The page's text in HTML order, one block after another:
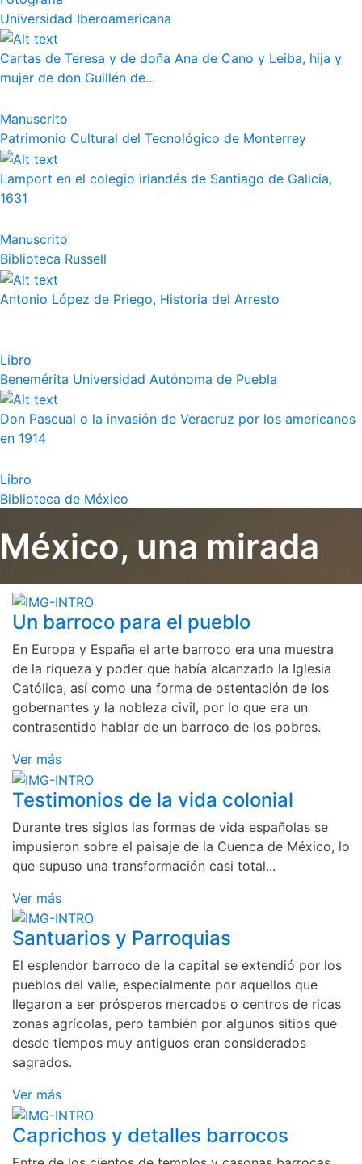
Universidad Iberoamericana
Cartas de Teresa y de doña Ana de Cano y Leiba, hija y
mujer de don Guillén de...
Manuscrito
Patrimonio Cultural del Tecnológico de Monterrey
Lamport en el colegio irlandés de Santiago de Galicia,
1631
Manuscrito
Biblioteca Russell
Antonio López de Priego, Historia del Arresto
Libro
Benemérita Universidad Autónoma de Puebla
Don Pascual o la invasión de Veracruz por los americanos
en 1914
Libro
Biblioteca de México
México, una mirada
Un barroco para el pueblo
En Europa y España el arte barroco era una muestra
de la riqueza y poder que había alcanzado la Iglesia
Católica, así como una forma de ostentación de los
gobernantes y la nobleza civil, por lo que era un
contrasentido hablar de un barroco de los pobres.
Ver más
Testimonios de la vida colonial
Durante tres siglos las formas de vida españolas se
impusieron sobre el paisaje de la Cuenca de México, lo
que supuso una transformación casi total...
Ver más
Santuarios y Parroquias
El esplendor barroco de la capital se extendió por los
pueblos del valle, especialmente por aquellos que
llegaron a ser prósperos mercados o centros de ricas
zonas agrícolas, pero también por algunos sitios que
desde tiempos muy antiguos eran considerados
sagrados.
Ver más
Caprichos y detalles barrocos